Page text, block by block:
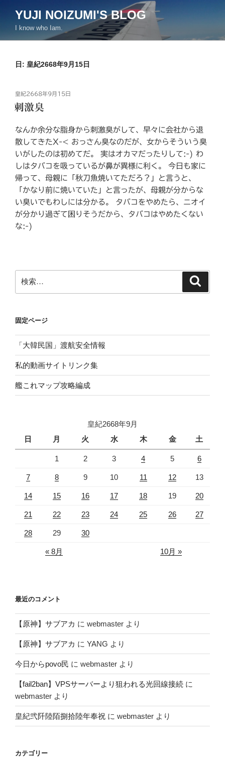
ン
YUJI NOIZUMI'S BLOG
I know who Iam.
日: 皇紀2668年9月15日
投
稿
日:
皇紀2668年9月15日
刺激臭
なんか余分な脂身から刺激臭がして、早々に会社から退
散してきたX-< おっさん臭なのだが、女からそういう臭
いがしたのは初めてだ。 実はオカマだったりして:-) わ
しはタバコを吸っているが鼻が異様に利く。 今日も家に
帰って、母親に「秋刀魚焼いてただろ？」と言うと、
「かなり前に焼いていた」と言ったが、母親が分からな
い臭いでもわしには分かる。 タバコをやめたら、ニオイ
が分かり過ぎて困りそうだから、タバコはやめたくない
な:-)
索:
固定ページ
「大韓民国」渡航安全情報
私的動画サイトリンク集
艦これマップ攻略編成
皇紀2668年9月
日
月 火 水 木 金 土
1 2 3 4 5 6
7 8 9 10 11 12 13
14 15 16 17 18 19 20
21 22 23 24 25 26 27
28 29 30
« 8月 10月 »
最近のコメント
【原神】サブアカ に webmaster より
【原神】サブアカ に YANG より
今日からpovo民 に webmaster より
【fail2ban】VPSサーバーより狙われる光回線接続 に
webmaster より
皇紀弐阡陸陌捌拾陸年奉祝 に webmaster より
カテゴリー